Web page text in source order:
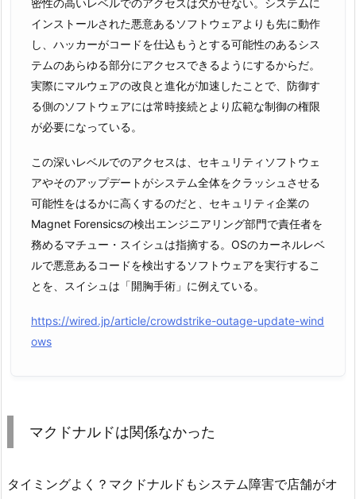
密性の高いレベルでのアクセスは欠かせない。システムに
インストールされた悪意あるソフトウェアよりも先に動作
し、ハッカーがコードを仕込もうとする可能性のあるシス
テムのあらゆる部分にアクセスできるようにするからだ。
実際にマルウェアの改良と進化が加速したことで、防御す
る側のソフトウェアには常時接続とより広範な制御の権限
が必要になっている。
この深いレベルでのアクセスは、セキュリティソフトウェ
アやそのアップデートがシステム全体をクラッシュさせる
可能性をはるかに高くするのだと、セキュリティ企業の
Magnet Forensicsの検出エンジニアリング部門で責任者を
務めるマチュー・スイシュは指摘する。OSのカーネルレベ
ルで悪意あるコードを検出するソフトウェアを実行するこ
とを、スイシュは「開胸手術」に例えている。
https://wired.jp/article/crowdstrike-outage-update-wind
ows
マクドナルドは関係なかった
タイミングよく？マクドナルドもシステム障害で店舗がオ